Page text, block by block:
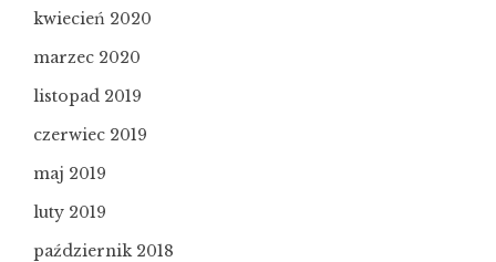
kwiecień 2020
marzec 2020
listopad 2019
czerwiec 2019
maj 2019
luty 2019
październik 2018